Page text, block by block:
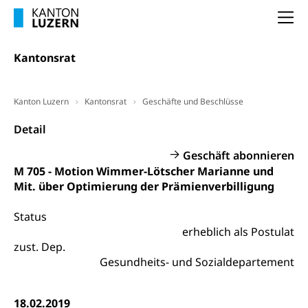
Kantonsrat
Kanton Luzern Kantonsrat Geschäfte und Beschlüsse
Detail
Geschäft abonnieren
M 705 - Motion Wimmer-Lötscher Marianne und
Mit. über Optimierung der Prämienverbilligung
Status
erheblich als Postulat
zust. Dep.
Gesundheits- und Sozialdepartement
18.02.2019
Dienststelle Steuern - Wissenswertes
Frühpensionierung, Altersrente, berufliche
Vorsorge, Altersvorsorge
AHV-Altersrente (WAS Luzern)
Altersvorsorge (gruezi.lu.ch)
Wissenschaftsförderung
Wissenschaft, Forschung, Entwicklung, Projekte
Pilotprojekte Klima
Projektförderung Universität Luzern unilu
Erwachsenenbildung und Weiterbildung
Umschulung, zweiter Bildungsweg,
Nachdiplomstudium, Zusatzlehre, Höhere
Berufsbildung, Berufsmatura nach Lehre,
Neuorientierung, Grundkompetenzen,
Berufsberatung, Standortbestimmung,